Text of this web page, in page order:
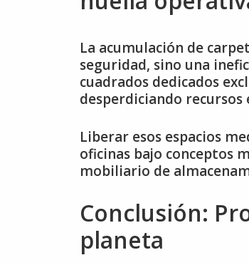
La acumulación de
seguridad, sino una
cuadrados dedicados
desperdiciando
Liberar esos espacios
oficinas bajo conceptos
mobiliario de
Conclusión:
planeta